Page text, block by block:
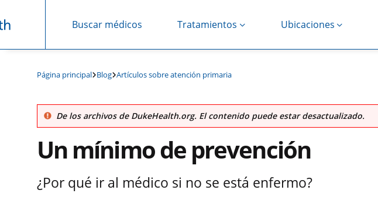
Buscar médicos Tratamientos Ubicaciones
Página principal Blog Artículos sobre atención primaria
De los archivos de DukeHealth.org. El contenido puede estar desactualizado.
Un mínimo de prevención
¿Por qué ir al médico si no se está enfermo?